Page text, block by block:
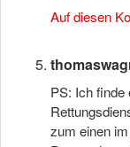
Auf diesen
PS: Ich finde
zum einen